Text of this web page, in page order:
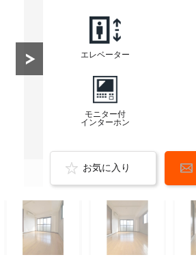
エレベーター
モニター付
インターホン
お気に入り